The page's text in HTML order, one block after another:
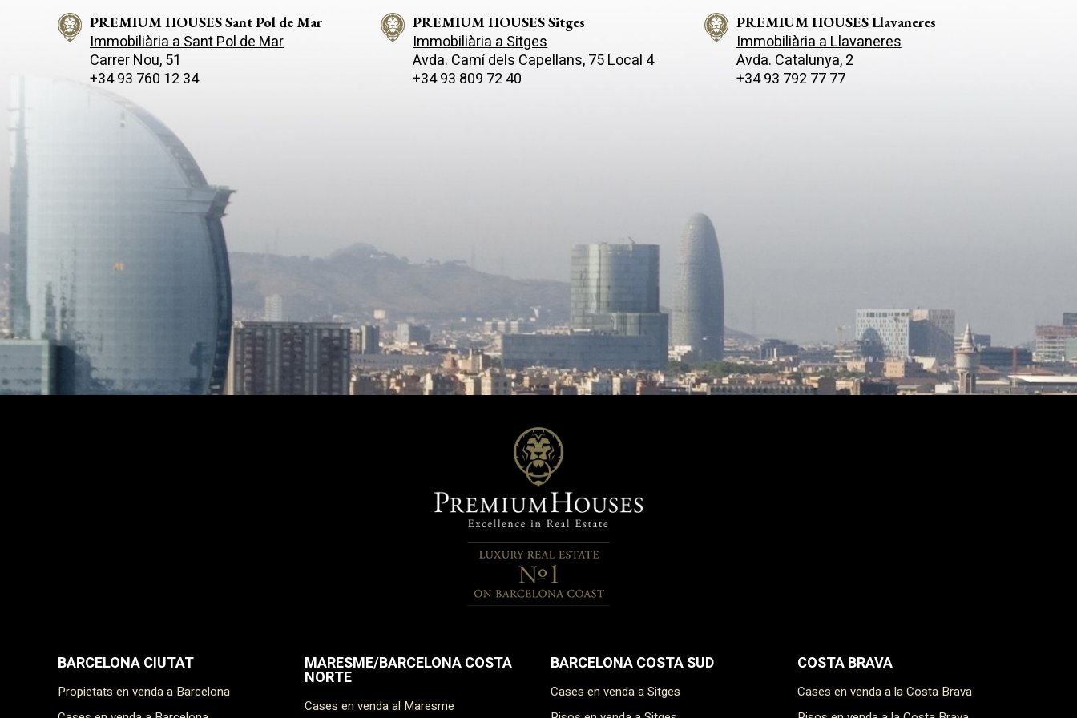
PREMIUM HOUSES Sant Pol de Mar
Immobiliària a Sant Pol de Mar
Carrer Nou, 51
+34 93 760 12 34
PREMIUM HOUSES Sitges
Immobiliària a Sitges
Avda. Camí­ dels Capellans, 75 Local 4
+34 93 809 72 40
PREMIUM HOUSES Llavaneres
Immobiliària a Llavaneres
Avda. Catalunya, 2
+34 93 792 77 77
BARCELONA CIUTAT
Propietats en venda a Barcelona
MARESME/BARCELONA COSTA
NORTE
Cases en venda al Maresme
BARCELONA COSTA SUD
Cases en venda a Sitges
COSTA BRAVA
Cases en venda a la Costa Brava